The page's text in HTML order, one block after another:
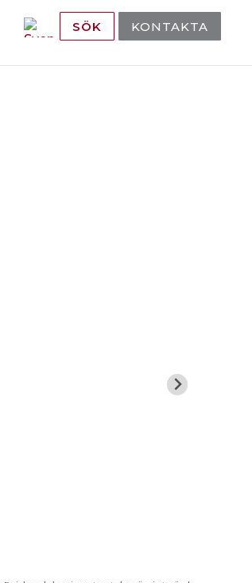
SÖK KONTAKTA